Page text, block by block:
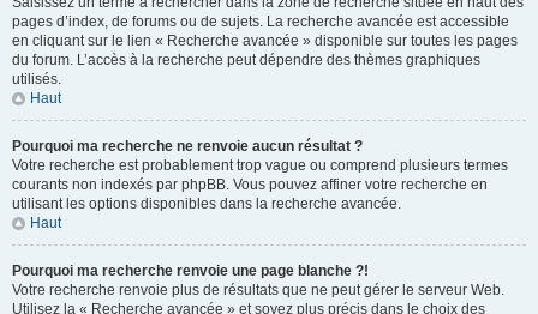
pages d’index, de forums ou de sujets. La recherche avancée est accessible
en cliquant sur le lien « Recherche avancée » disponible sur toutes les pages
du forum. L’accès à la recherche peut dépendre des thèmes graphiques
utilisés.
Haut
Pourquoi ma recherche ne renvoie aucun résultat ?
Votre recherche est probablement trop vague ou comprend plusieurs termes
courants non indexés par phpBB. Vous pouvez affiner votre recherche en
utilisant les options disponibles dans la recherche avancée.
Haut
Pourquoi ma recherche renvoie une page blanche ?!
Votre recherche renvoie plus de résultats que ne peut gérer le serveur Web.
Utilisez la « Recherche avancée » et soyez plus précis dans le choix des